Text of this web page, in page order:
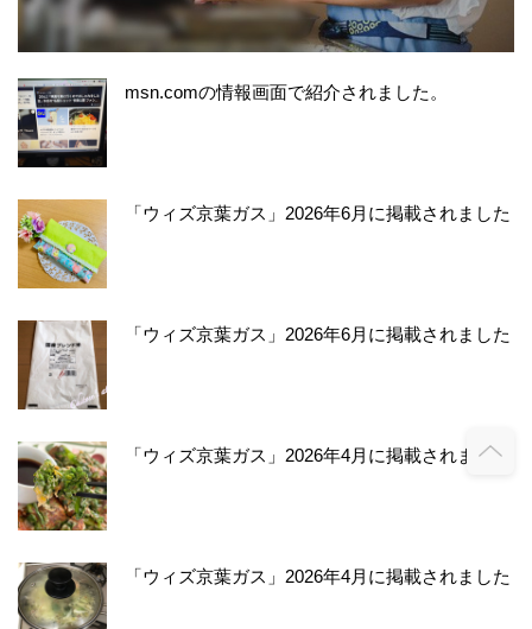
msn.comの情報画面で紹介されました。
「ウィズ京葉ガス」2026年6月に掲載されました
「ウィズ京葉ガス」2026年6月に掲載されました
「ウィズ京葉ガス」2026年4月に掲載されました
「ウィズ京葉ガス」2026年4月に掲載されました